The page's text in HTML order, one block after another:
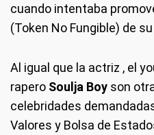
cuando intentaba
(Token No Fungible) de
Al igual que la actriz , el
rapero Soulja Boy son
celebridades
Valores y Bolsa de